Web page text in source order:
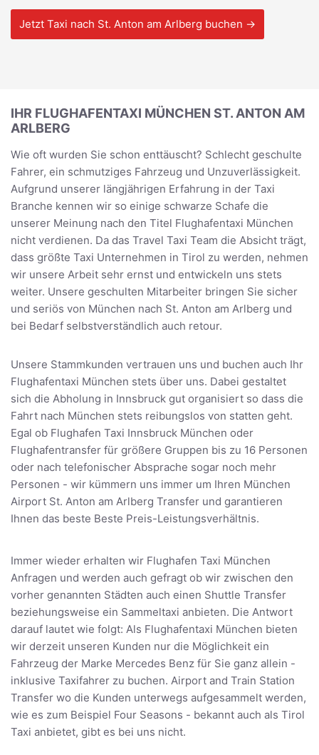
Jetzt Taxi nach St. Anton am Arlberg buchen →
IHR FLUGHAFENTAXI MÜNCHEN ST. ANTON AM
ARLBERG
Wie oft wurden Sie schon enttäuscht? Schlecht geschulte
Fahrer, ein schmutziges Fahrzeug und Unzuverlässigkeit.
Aufgrund unserer längjährigen Erfahrung in der Taxi
Branche kennen wir so einige schwarze Schafe die
unserer Meinung nach den Titel Flughafentaxi München
nicht verdienen. Da das Travel Taxi Team die Absicht trägt,
dass größte Taxi Unternehmen in Tirol zu werden, nehmen
wir unsere Arbeit sehr ernst und entwickeln uns stets
weiter. Unsere geschulten Mitarbeiter bringen Sie sicher
und seriös von München nach St. Anton am Arlberg und
bei Bedarf selbstverständlich auch retour.
Unsere Stammkunden vertrauen uns und buchen auch Ihr
Flughafentaxi München stets über uns. Dabei gestaltet
sich die Abholung in Innsbruck gut organisiert so dass die
Fahrt nach München stets reibungslos von statten geht.
Egal ob Flughafen Taxi Innsbruck München oder
Flughafentransfer für größere Gruppen bis zu 16 Personen
oder nach telefonischer Absprache sogar noch mehr
Personen - wir kümmern uns immer um Ihren München
Airport St. Anton am Arlberg Transfer und garantieren
Ihnen das beste Beste Preis-Leistungsverhältnis.
Immer wieder erhalten wir Flughafen Taxi München
Anfragen und werden auch gefragt ob wir zwischen den
vorher genannten Städten auch einen Shuttle Transfer
beziehungsweise ein Sammeltaxi anbieten. Die Antwort
darauf lautet wie folgt: Als Flughafentaxi München bieten
wir derzeit unseren Kunden nur die Möglichkeit ein
Fahrzeug der Marke Mercedes Benz für Sie ganz allein -
inklusive Taxifahrer zu buchen. Airport and Train Station
Transfer wo die Kunden unterwegs aufgesammelt werden,
wie es zum Beispiel Four Seasons - bekannt auch als Tirol
Taxi anbietet, gibt es bei uns nicht.